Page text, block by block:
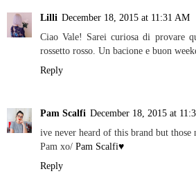
Lilli December 18, 2015 at 11:31 AM
Ciao Vale! Sarei curiosa di provare
rossetto rosso. Un bacione e buon
Reply
Pam Scalfi December 18, 2015 at
ive never heard of this brand but
Pam xo/ Pam Scalfi♥
Reply